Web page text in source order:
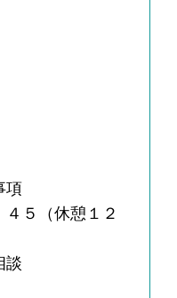
項
４５（休憩１２
談